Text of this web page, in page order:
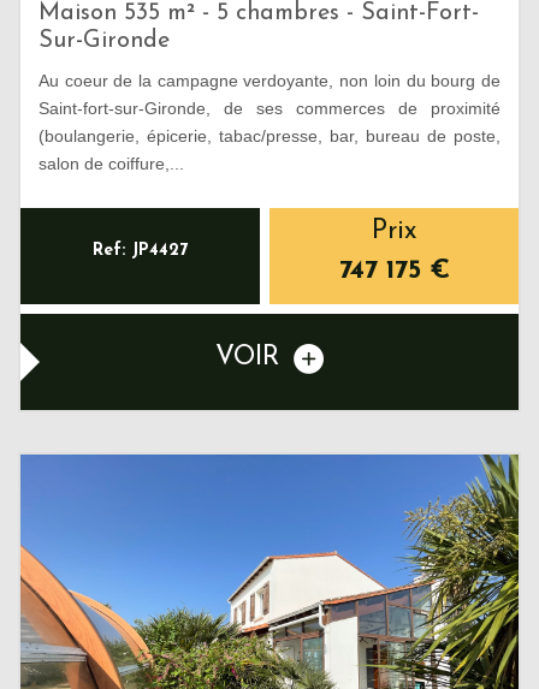
Maison 535 m² - 5 chambres - Saint-Fort-
Sur-Gironde
Au coeur de la campagne verdoyante, non loin du bourg de
Saint-fort-sur-Gironde, de ses commerces de proximité
(boulangerie, épicerie, tabac/presse, bar, bureau de poste,
salon de coiffure,...
Ref: JP4427
Prix
747 175 €
VOIR